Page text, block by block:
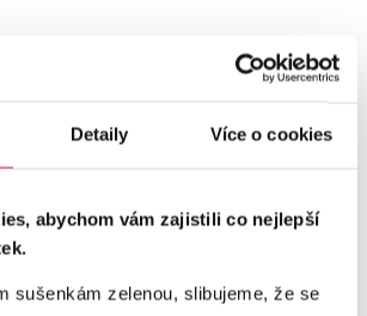
Detaily Více o cookies
abychom vám zajistili co nejlepší
sušenkám zelenou, slibujeme, že se
z blogu